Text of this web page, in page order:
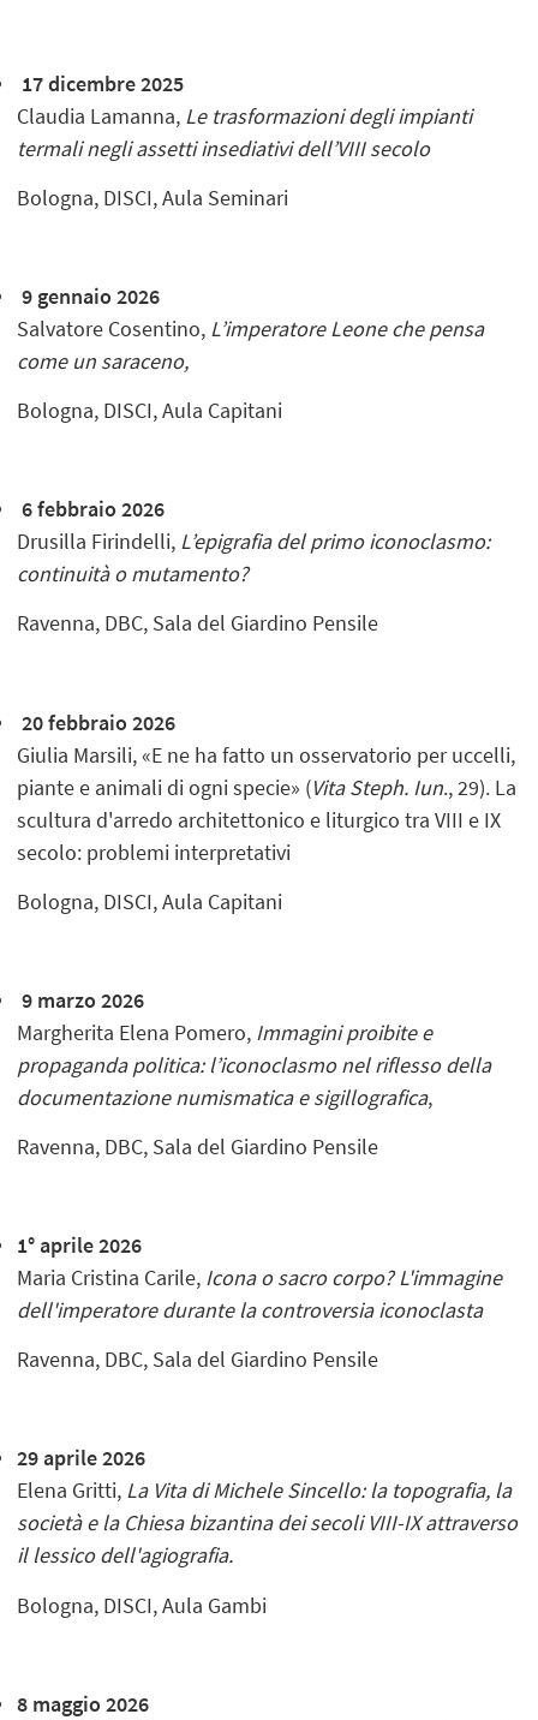
17 dicembre 2025
Claudia Lamanna, Le trasformazioni degli impianti
termali negli assetti insediativi dell’VIII secolo
Bologna, DISCI, Aula Seminari
9 gennaio 2026
Salvatore Cosentino, L’imperatore Leone che pensa
come un saraceno,
Bologna, DISCI, Aula Capitani
6 febbraio 2026
Drusilla Firindelli, L’epigrafia del primo iconoclasmo:
continuità o mutamento?
Ravenna, DBC, Sala del Giardino Pensile
20 febbraio 2026
Giulia Marsili, «E ne ha fatto un osservatorio per uccelli,
piante e animali di ogni specie» (Vita Steph. Iun., 29). La
scultura d'arredo architettonico e liturgico tra VIII e IX
secolo: problemi interpretativi
Bologna, DISCI, Aula Capitani
9 marzo 2026
Margherita Elena Pomero, Immagini proibite e
propaganda politica: l’iconoclasmo nel riflesso della
documentazione numismatica e sigillografica,
Ravenna, DBC, Sala del Giardino Pensile
1° aprile 2026
Maria Cristina Carile, Icona o sacro corpo? L'immagine
dell'imperatore durante la controversia iconoclasta
Ravenna, DBC, Sala del Giardino Pensile
29 aprile 2026
Elena Gritti, La Vita di Michele Sincello: la topografia, la
società e la Chiesa bizantina dei secoli VIII-IX attraverso
il lessico dell'agiografia.
Bologna, DISCI, Aula Gambi
8 maggio 2026